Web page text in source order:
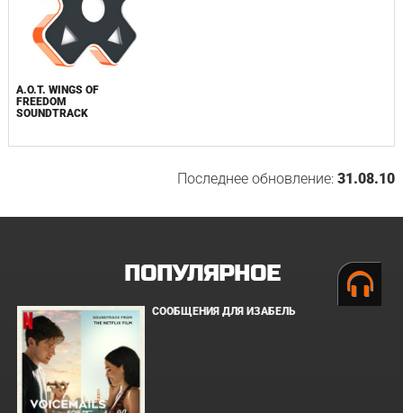
A.O.T. WINGS OF
FREEDOM
SOUNDTRACK
Последнее обновление:31.08.10
ПОПУЛЯРНОЕ
СООБЩЕНИЯ ДЛЯ ИЗАБЕЛЬ